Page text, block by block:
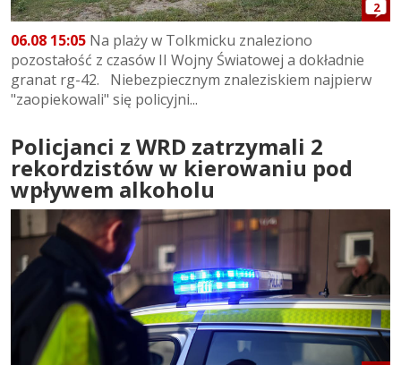
2
06.08 15:05 Na plaży w Tolkmicku znaleziono
pozostałość z czasów II Wojny Światowej a dokładnie
granat rg-42. Niebezpiecznym znaleziskiem najpierw
"zaopiekowali" się policyjni...
Policjanci z WRD zatrzymali 2
rekordzistów w kierowaniu pod
wpływem alkoholu